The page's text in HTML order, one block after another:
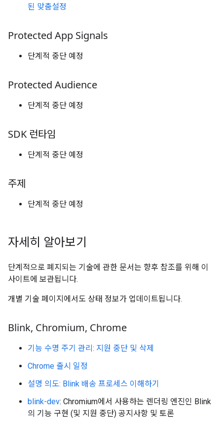
된 맞춤설정
Protected App Signals
단계적 중단 예정
Protected Audience
단계적 중단 예정
SDK 런타임
단계적 중단 예정
주제
단계적 중단 예정
자세히 알아보기
단계적으로 폐지되는 기술에 관한 문서는 향후 참조를 위해 이
사이트에 보관됩니다.
개별 기술 페이지에서도 상태 정보가 업데이트됩니다.
Blink, Chromium, Chrome
기능 수명 주기 관리: 지원 중단 및 삭제
Chrome 출시 일정
설명 의도: Blink 배송 프로세스 이해하기
blink-dev: Chromium에서 사용하는 렌더링 엔진인 Blink
의 기능 구현 (및 지원 중단) 공지사항 및 토론